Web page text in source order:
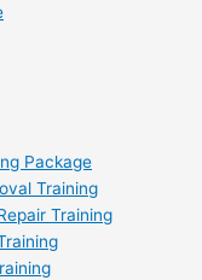
Package
Training
Training